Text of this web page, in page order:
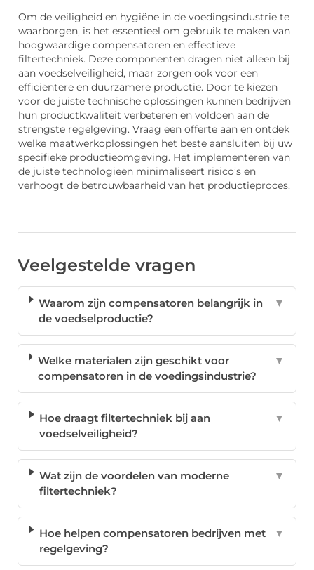
Om de veiligheid en hygiëne in de voedingsindustrie te
waarborgen, is het essentieel om gebruik te maken van
hoogwaardige compensatoren en effectieve
filtertechniek. Deze componenten dragen niet alleen bij
aan voedselveiligheid, maar zorgen ook voor een
efficiëntere en duurzamere productie. Door te kiezen
voor de juiste technische oplossingen kunnen bedrijven
hun productkwaliteit verbeteren en voldoen aan de
strengste regelgeving. Vraag een offerte aan en ontdek
welke maatwerkoplossingen het beste aansluiten bij uw
specifieke productieomgeving. Het implementeren van
de juiste technologieën minimaliseert risico’s en
verhoogt de betrouwbaarheid van het productieproces.
Veelgestelde vragen
Waarom zijn compensatoren belangrijk in
de voedselproductie?
▼
Welke materialen zijn geschikt voor
compensatoren in de voedingsindustrie?
▼
Hoe draagt filtertechniek bij aan
voedselveiligheid?
▼
Wat zijn de voordelen van moderne
filtertechniek?
▼
Hoe helpen compensatoren bedrijven met
regelgeving?
▼